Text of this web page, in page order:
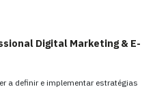
Digital Marketing & E-
a definir e implementar estratégias